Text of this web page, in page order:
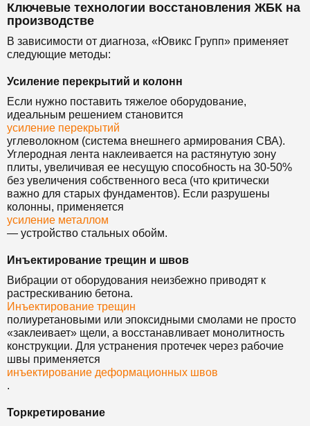
Ключевые технологии восстановления ЖБК на
производстве
В зависимости от диагноза, «Ювикс Групп» применяет
следующие методы:
Усиление перекрытий и колонн
Если нужно поставить тяжелое оборудование,
идеальным решением становится
усиление перекрытий
углеволокном (система внешнего армирования СВА).
Углеродная лента наклеивается на растянутую зону
плиты, увеличивая ее несущую способность на 30-50%
без увеличения собственного веса (что критически
важно для старых фундаментов). Если разрушены
колонны, применяется
усиление металлом
— устройство стальных обойм.
Инъектирование трещин и швов
Вибрации от оборудования неизбежно приводят к
растрескиванию бетона.
Инъектирование трещин
полиуретановыми или эпоксидными смолами не просто
«заклеивает» щели, а восстанавливает монолитность
конструкции. Для устранения протечек через рабочие
швы применяется
инъектирование деформационных швов
.
Торкретирование